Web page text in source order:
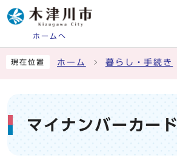
ホームへ
現在位置 ホーム 暮らし・手続き
マイナンバーカード